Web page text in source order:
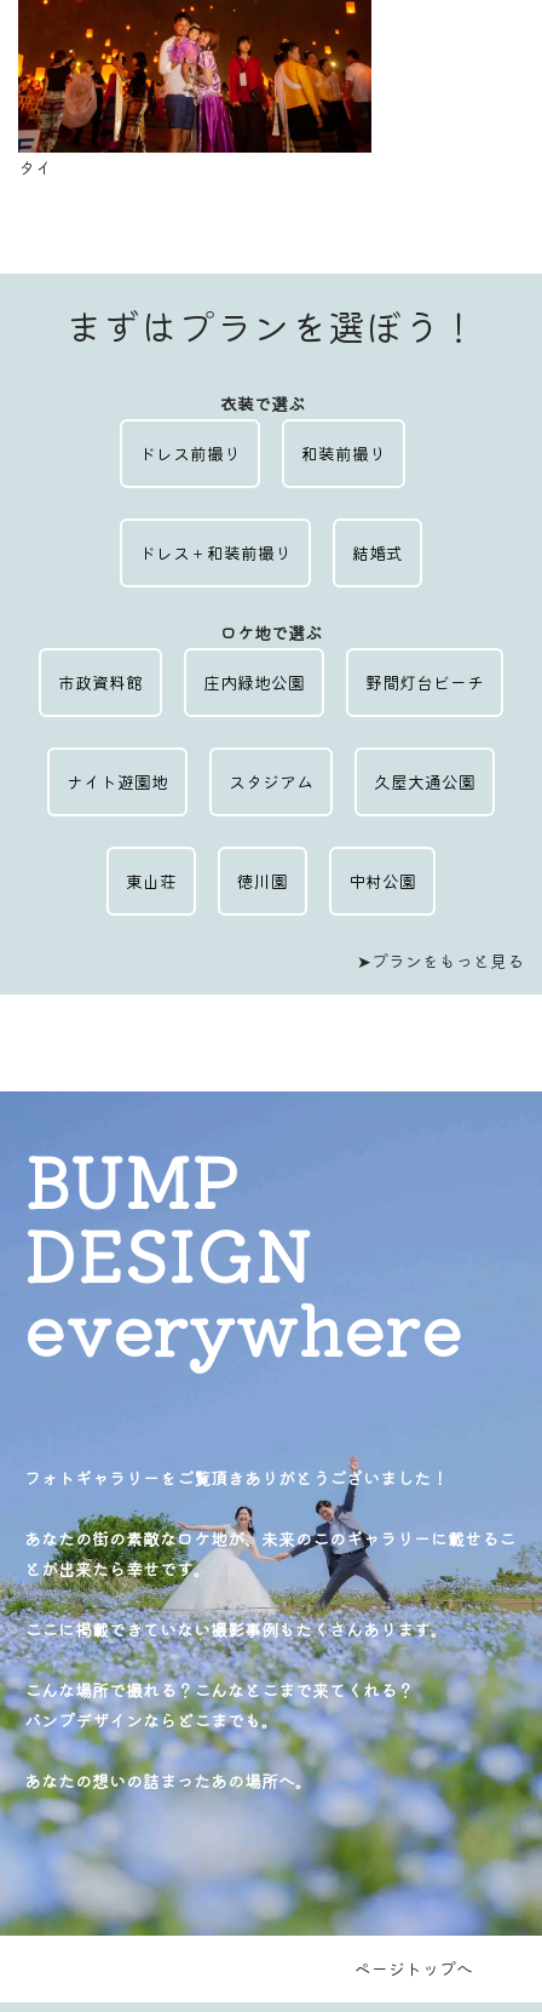
タイ
まずはプランを選ぼう！
衣装で選ぶ
ドレス前撮り 和装前撮り
ドレス＋和装前撮り 結婚式
ロケ地で選ぶ
市政資料館 庄内緑地公園 野間灯台ビーチ
ナイト遊園地 スタジアム 久屋大通公園
東山荘 徳川園 中村公園
➤プランをもっと見る
BUMP
DESIGN
everywhere
フォトギャラリーをご覧頂きありがとうございました！
あなたの街の素敵なロケ地が、未来のこのギャラリーに載せるこ
とが出来たら幸せです。
ここに掲載できていない撮影事例もたくさんあります。
こんな場所で撮れる？こんなとこまで来てくれる？
バンプデザインならどこまでも。
あなたの想いの詰まったあの場所へ。
ページトップへ